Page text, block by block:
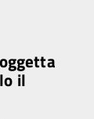
il